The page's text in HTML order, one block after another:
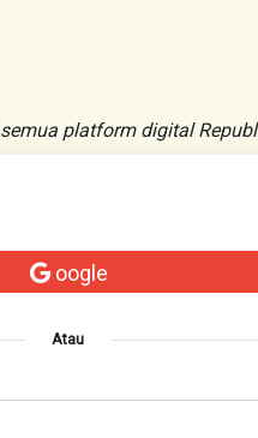
platform digital
oogle
Atau